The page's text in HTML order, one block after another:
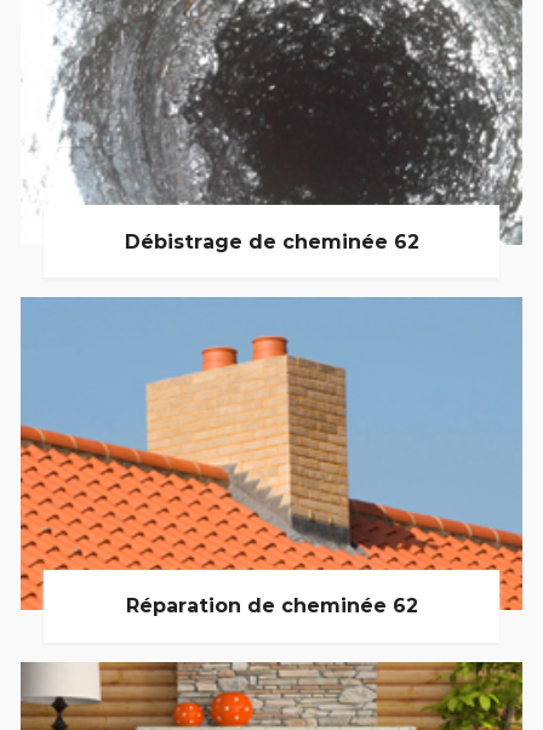
Débistrage de cheminée 62
Réparation de cheminée 62